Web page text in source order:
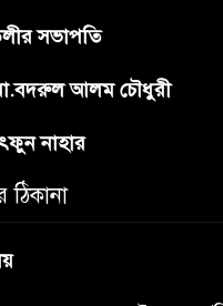
রাজধানীর
সভাপতি
আলম চৌধুরী
নাহার